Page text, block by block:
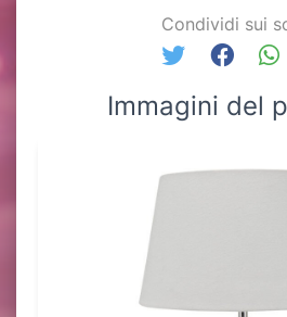
Condividi sui
Immagini del